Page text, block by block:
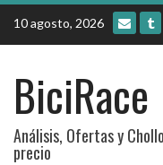
Skip
content
10 agosto, 2026
BiciRace
Análisis, Ofertas y
precio